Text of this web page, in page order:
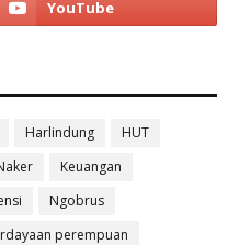
Harlindung
HUT
Keuangan
Ngobrus
perempuan